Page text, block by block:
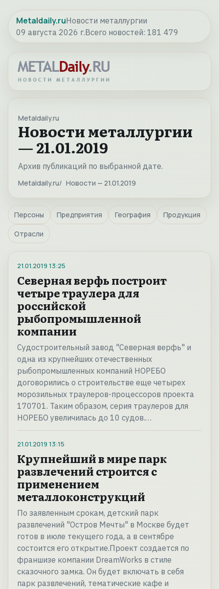
Metaldaily.ruНовости металлургии
09 августа 2026 г.Всего новостей: 181 479
Metaldaily.ru
Новости металлургии
— 21.01.2019
Архив публикаций по выбранной дате.
Metaldaily.ru Новости — 21.01.2019
Персоны Предприятия География Продукция
Отрасли
21.01.2019 13:25
Северная верфь построит
четыре траулера для
российской
рыбопромышленной
компании
Судостроительный завод "Северная верфь" и
одна из крупнейших отечественных
рыбопромышленных компаний НОРЕБО
договорились о строительстве еще четырех
морозильных траулеров-процессоров проекта
170701. Таким образом, серия траулеров для
НОРЕБО увеличилась до 10 судов.…
21.01.2019 13:15
Крупнейший в мире парк
развлечений строится с
применением
металлоконструкций
По заявленным срокам, детский парк
развлечений "Остров Мечты" в Москве будет
готов в июле текущего года, а в сентябре
состоится его открытие.Проект создается по
франшизе компании DreamWorks в стиле
сказочного замка. Он будет включать в себя
парк развлечений, тематические кафе и